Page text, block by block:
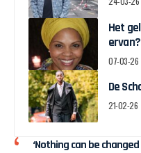
Het
ervan?
07-03-26
De
21-02-26
‘Nothing can be